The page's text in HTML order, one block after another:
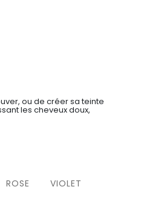
ou de créer sa teinte
les cheveux doux,
ROSE VIOLET